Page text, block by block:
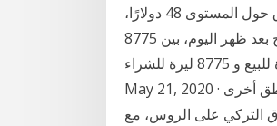
الوسيط ذهابًا وإيابًا لإظهار علامات الإنهاك في بيئة انخفاض السيولة. ويتدلى السوق حول المستوى 48 دولارًا،
ممتدًا على طول الطريق واصل الدولار ارتفاعه في السوق السوداء، وقد تراوح بعد ظهر اليوم، بين 8775
للبيع، و8825 للشراء. يذكر أن الدولار كان قد تراوح صباح اليوم بين 8725 ليرة للبيع و 8775 ليرة للشراء.
May 21, 2020 · أثارت هزيمة قوات حفتر التي تدعمها روسيا في قاعدة الوطية الجوية وفي مناطق أخرى
التركي على الروس، مع